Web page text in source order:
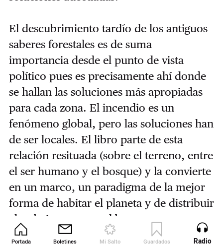
Portada Boletines Mi Salto Guardados Revista
El descubrimiento tardío de los antiguos
saberes forestales es de suma
importancia desde el punto de vista
político pues es precisamente ahí donde
se hallan las soluciones más apropiadas
para cada zona. El incendio es un
fenómeno global, pero las soluciones han
de ser locales. El libro parte de esta
relación resituada (sobre el terreno, entre
el ser humano y el bosque) y la convierte
en un marco, un paradigma de la mejor
forma de habitar el planeta y de distribuir
el trabajo en torno al bosque.
Radio